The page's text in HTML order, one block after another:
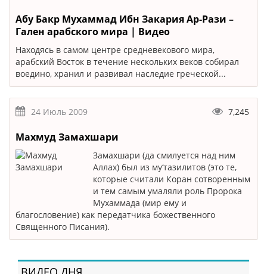
Абу Бакр Мухаммад Ибн Закария Ар-Рази –
Гален арабского мира | Видео
Находясь в самом центре средневекового мира,
арабский Восток в течение нескольких веков собирал
воедино, хранил и развивал наследие греческой...
24 Июль 2009 7,245
Махмуд Замахшари
Замахшари (да смилуется над ним
Аллах) был из му‘тазилитов (это те,
которые считали Коран сотворенным
и тем самым умаляли роль Пророка
Мухаммада (мир ему и
благословение) как передатчика божественного
Священного Писания).